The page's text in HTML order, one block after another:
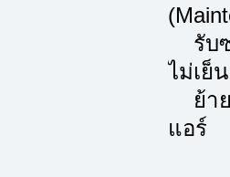
รับซ่
ไม่เย็
ย้าย
แอร์